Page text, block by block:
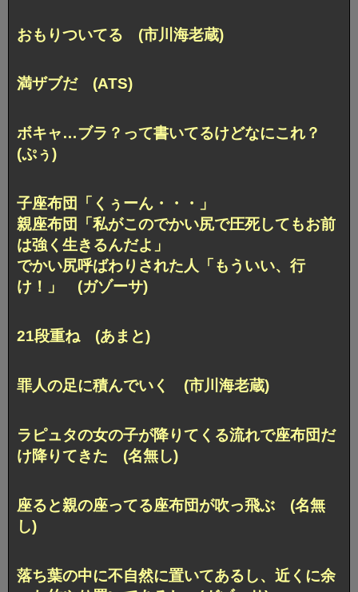
おもりついてる (市川海老蔵)
満ザブだ (ATS)
ボキャ…ブラ？って書いてるけどなにこれ？
(ぷぅ)
子座布団「くぅーん・・・」
親座布団「私がこのでかい尻で圧死してもお前
は強く生きるんだよ」
でかい尻呼ばわりされた人「もういい、行
け！」 (ガゾーサ)
21段重ね (あまと)
罪人の足に積んでいく (市川海老蔵)
ラピュタの女の子が降りてくる流れで座布団だ
け降りてきた (名無し)
座ると親の座ってる座布団が吹っ飛ぶ (名無
し)
落ち葉の中に不自然に置いてあるし、近くに余